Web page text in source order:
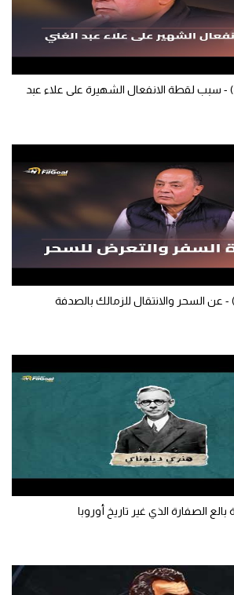
أنا طارق يحيى (4) - سبب لقطة الانفعال الشهيرة على علاء عبد